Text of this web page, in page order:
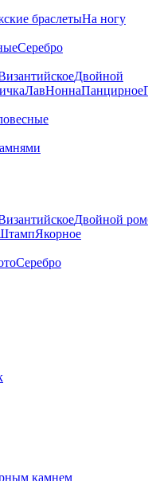
браслетыНа ногу
Серебро
Двойной
ЛавНоннаПанцирное
Двойной
Якорное
Серебро
камнем